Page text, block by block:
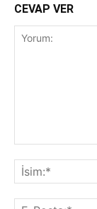
CEVAP VER